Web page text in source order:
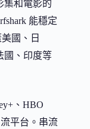
集和電影的
能穩定
國、日
國、印度等
、HBO
平台。串流